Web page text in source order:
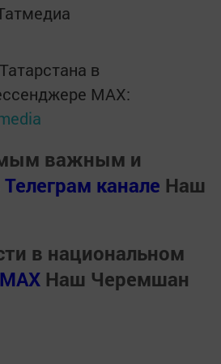
в
MАХ:
важным и
Телеграм канале Наш
в национальном
MАХ Наш Черемшан